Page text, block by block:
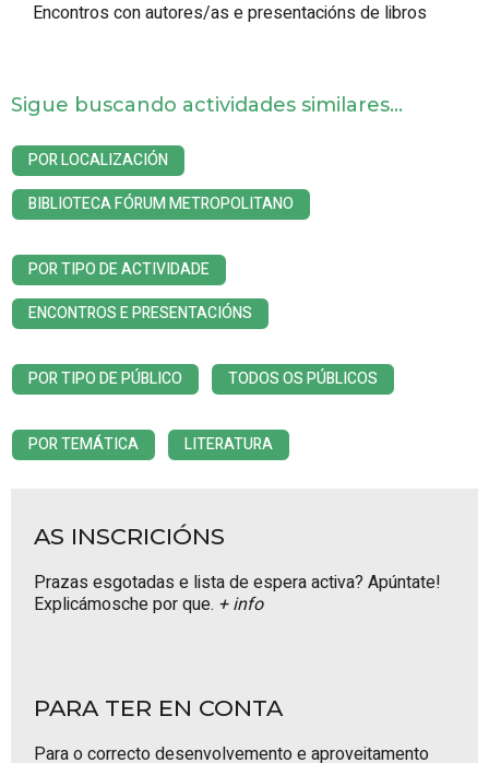
Encontros con autores/as e presentacións de libros
Sigue buscando actividades similares...
POR LOCALIZACIÓN
BIBLIOTECA FÓRUM METROPOLITANO
POR TIPO DE ACTIVIDADE
ENCONTROS E PRESENTACIÓNS
POR TIPO DE PÚBLICO TODOS OS PÚBLICOS
POR TEMÁTICA LITERATURA
AS INSCRICIÓNS
Prazas esgotadas e lista de espera activa? Apúntate!
Explicámosche por que. + info
PARA TER EN CONTA
Para o correcto desenvolvemento e aproveitamento